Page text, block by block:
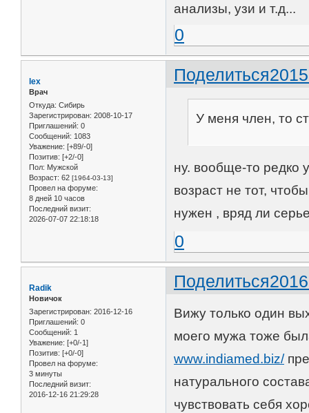
анализы, узи и т.д...
0
Поделиться
lex
Врач
Откуда: Сибирь
Зарегистрирован: 2008-10-17
Приглашений: 0
Сообщений: 1083
Уважение: [+89/-0]
Позитив: [+2/-0]
Пол: Мужской
Возраст: 62 [1964-03-13]
Провел на форуме:
8 дней 10 часов
Последний визит:
2026-07-07 22:18:18
У меня член, то
ну. вообще-то редко
возраст не тот,
нужен , вряд ли
0
Поделиться
Radik
Новичок
Зарегистрирован: 2016-12-16
Приглашений: 0
Сообщений: 1
Уважение: [+0/-1]
Позитив: [+0/-0]
Провел на форуме:
3 минуты
Последний визит:
2016-12-16 21:29:28
Вижу только один
моего мужа тоже
www.indiamed.biz/
натурального
чувствовать себя